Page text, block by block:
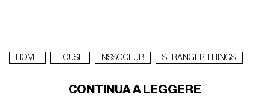
HOME HOUSE NSSGCLUB STRANGER THINGS
CONTINUA A LEGGERE